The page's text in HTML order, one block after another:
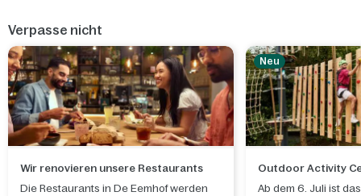
Verpasse nicht
Wir renovieren unsere Restaurants
Die Restaurants in De Eemhof werden
Neu
Outdoor Activity
Ab dem 6. Juli ist